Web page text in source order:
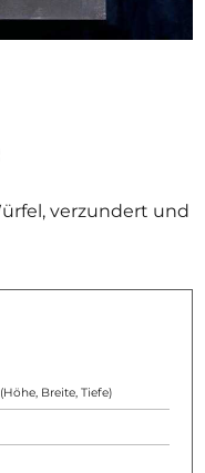
verzundert und
(Höhe, Breite, Tiefe)